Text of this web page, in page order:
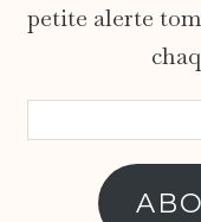
petite alerte